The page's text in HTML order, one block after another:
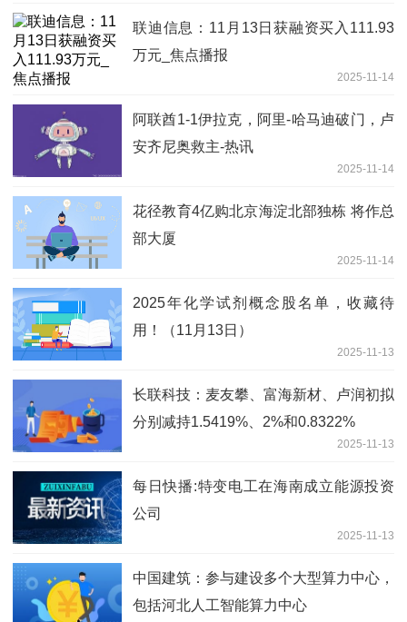
联迪信息：11月13日获融资买入111.93
万元_焦点播报
2025-11-14
阿联酋1-1伊拉克，阿里-哈马迪破门，卢
安齐尼奥救主-热讯
2025-11-14
花径教育4亿购北京海淀北部独栋 将作总
部大厦
2025-11-14
2025年化学试剂概念股名单，收藏待
用！（11月13日）
2025-11-13
长联科技：麦友攀、富海新材、卢润初拟
分别减持1.5419%、2%和0.8322%
2025-11-13
每日快播:特变电工在海南成立能源投资
公司
2025-11-13
中国建筑：参与建设多个大型算力中心，
包括河北人工智能算力中心